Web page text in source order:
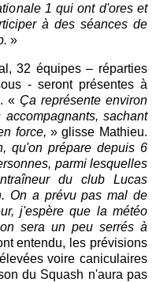
1 qui ont d'ores et
à des séances de
»
32 équipes – réparties
- seront présentes à
« Ça représente environ
sachant
force, » glisse Mathieu.
qu'on prépare depuis 6
parmi lesquelles
du club Lucas
On a prévu pas mal de
j'espère que la météo
sera un peu serrés à
entendu, les prévisions
voire caniculaires
du Squash n'aura pas